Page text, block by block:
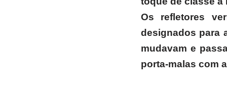
Os refletores
designados para
mudavam e
porta-malas com